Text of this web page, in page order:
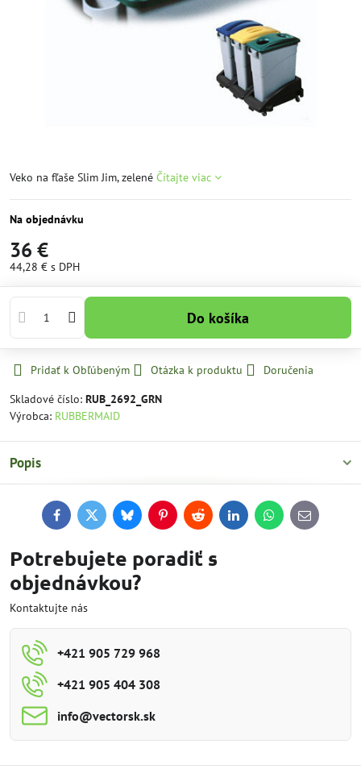
Veko na fľaše Slim Jim, zelené Čítajte viac
Na objednávku
36 €
44,28 € s DPH
Do košíka
Pridať k Obľúbeným Otázka k produktu
Doručenia
Skladové číslo: RUB_2692_GRN
Výrobca: RUBBERMAID
Popis
FacebookTwitterBlueskyPinterestReddit LinkedInWhatsApp
E-
mail
Potrebujete poradiť s
objednávkou?
Kontaktujte nás
+421 905 729 968
+421 905 404 308
info​@vectorsk​.sk